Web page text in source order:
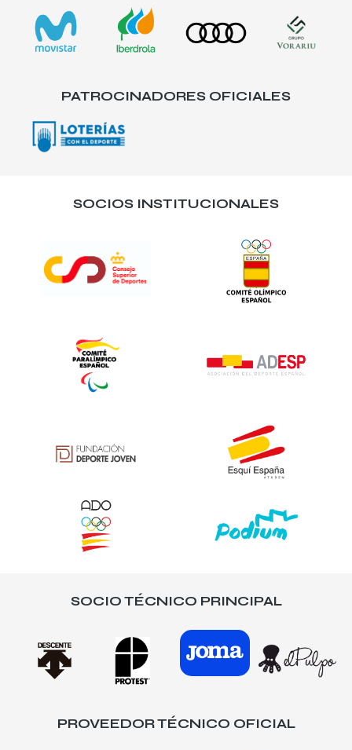
PATROCINADORES OFICIALES
SOCIOS INSTITUCIONALES
SOCIO TÉCNICO PRINCIPAL
PROVEEDOR TÉCNICO OFICIAL